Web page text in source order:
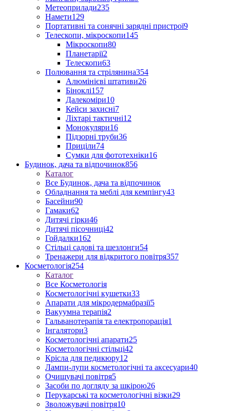
Метеоприлади235
Намети129
Портативні та сонячні зарядні пристрої9
Телескопи, мікроскопи145
Мікроскопи80
Планетарії2
Телескопи63
Полювання та стрілянина354
Алюмінієві штативи26
Біноклі157
Далекоміри10
Кейси захисні7
Ліхтарі тактичні12
Монокуляри16
Підзорні труби36
Приціли74
Сумки для фототехніки16
Будинок, дача та відпочинок856
Каталог
Все Будинок, дача та відпочинок
Обладнання та меблі для кемпінгу43
Басейни90
Гамаки62
Дитячі гірки46
Дитячі пісочниці42
Гойдалки162
Стільці садові та шезлонги54
Тренажери для відкритого повітря357
Косметологія254
Каталог
Все Косметологія
Косметологічні кушетки33
Апарати для мікродермабразії5
Вакуумна терапія2
Гальванотерапія та електропорація1
Інгалятори3
Косметологічні апарати25
Косметологічні стільці42
Крісла для педикюру12
Лампи-лупи косметологічні та аксесуари40
Очищувачі повітря5
Засоби по догляду за шкірою26
Перукарські та косметологічні візки29
Зволожувачі повітря10